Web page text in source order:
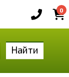
0
Найти